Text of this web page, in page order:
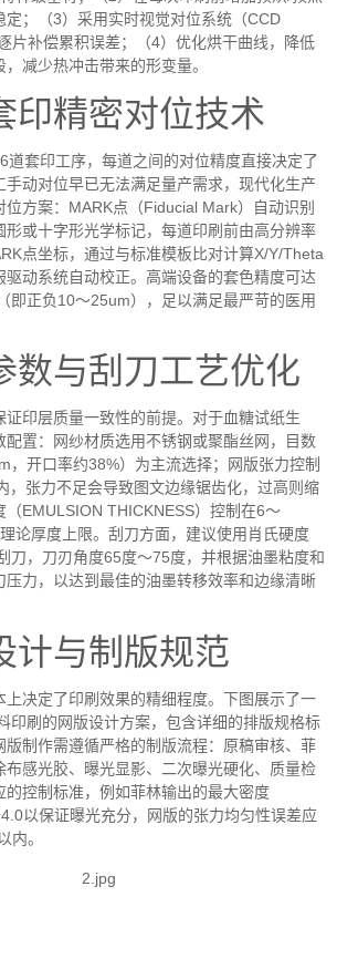
定；（3）采用实时视觉对位系统（CCD
片补偿累积误差；（4）优化烘干曲线，降低
减少热冲击带来的形变量。
印精密对位技术
6道套印工序，每道之间的对位精度直接决定了
手动对位早已无法满足量产需求，现代化生产
方案： MARK点（Fiducial Mark）自动识别
形或十字形光学标记，每道印刷前由高分辨率
点坐标，通过与标准模板比对计算X/Y/Theta
驱动系统自动校正。高端设备的套色精度可达
（即正负10～25um），足以满足最严苛的医用
数与刮刀工艺优化
证印层质量一致性的前提。对于血糖试纸生
配置：网纱材质选用不锈钢或聚酯丝网，目数
，开口率约38%）为主流选择；网版张力控制
，张力不足会导致图文边缘锯齿化，过高则缩
（EMULSION THICKNESS）控制在6～
论厚度上限。刮刀方面，建议使用肖氏硬度
刀，刀刃角度65度～75度，并根据油墨粘度和
压力，以达到最佳的油墨转移效率和边缘清晰
计与制版规范
上决定了印刷效果的精细程度。下图展示了一
印刷的网版设计方案，包含详细的排版规格标
版制作需遵循严格的制版流程：原稿审核、菲
布感光胶、曝光显影、二次曝光硬化、质量检
的控制标准，例如菲林输出的最大密度
4.0以保证曝光充分，网版的张力均匀性误差应
以内。